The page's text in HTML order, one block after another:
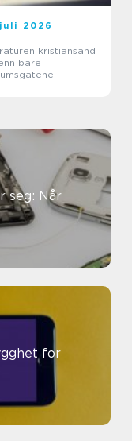
2026
kristiansand
bare
seg: Når